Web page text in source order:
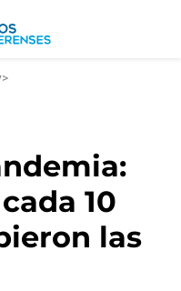
>
10
las